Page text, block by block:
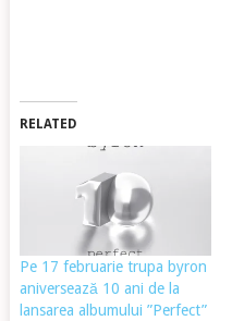
RELATED
Pe 17 februarie trupa byron
aniversează 10 ani de la
lansarea albumului ”Perfect”